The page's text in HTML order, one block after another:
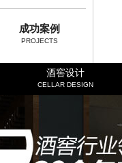
成功案例
PROJECTS
酒窖设计
CELLAR DESIGN